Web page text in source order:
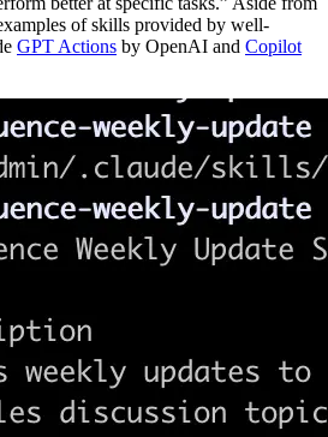
of skills provided by well-
GPT Actions by OpenAI and Copilot